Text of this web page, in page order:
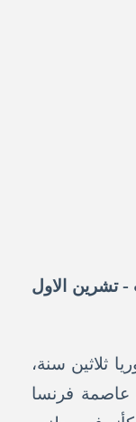
تشرين الاول
ثلاثين سنة،
عاصمة فرنسا